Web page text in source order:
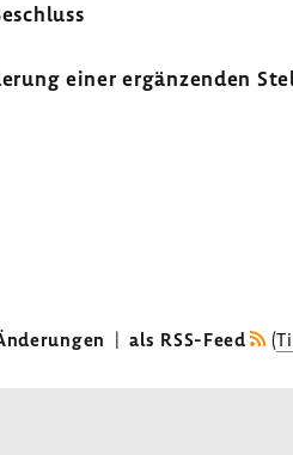
einer ergän­zenden
| als RSS-Feed (